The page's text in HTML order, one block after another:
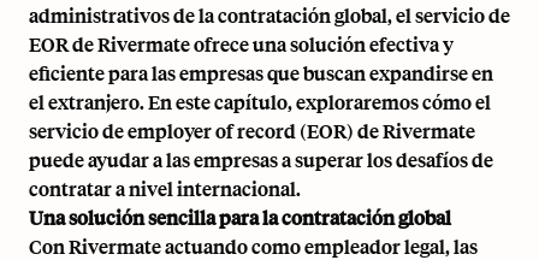
administrativos de la contratación global, el servicio de
EOR de Rivermate ofrece una solución efectiva y
eficiente para las empresas que buscan expandirse en
el extranjero. En este capítulo, exploraremos cómo el
servicio de employer of record (EOR) de Rivermate
puede ayudar a las empresas a superar los desafíos de
contratar a nivel internacional.
Una solución sencilla para la contratación global
Con Rivermate actuando como empleador legal, las